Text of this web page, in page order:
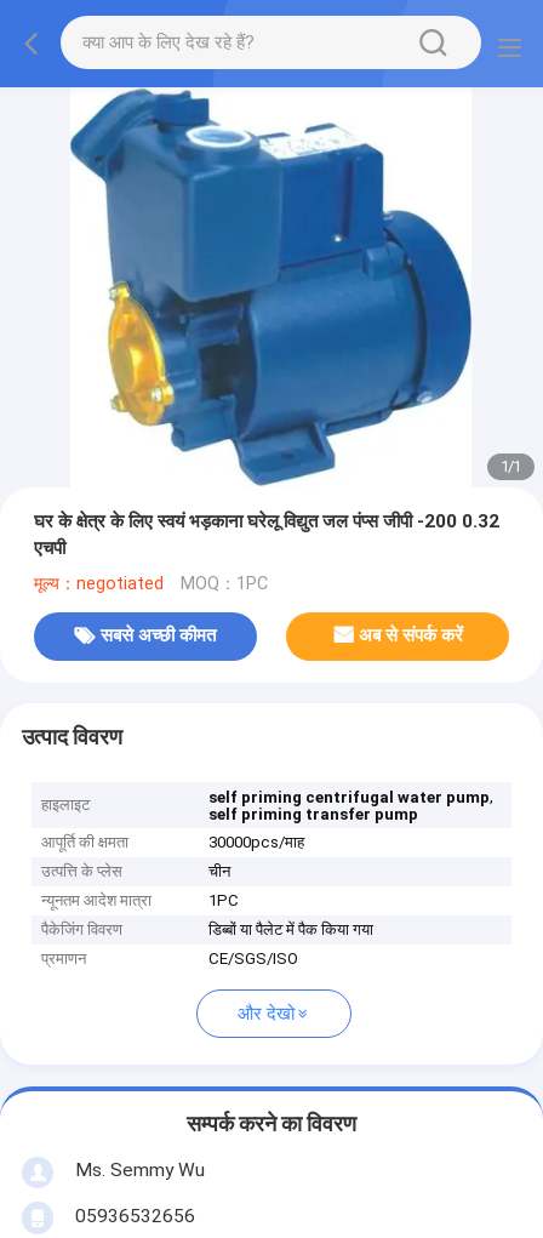
1/1
घर के क्षेत्र के लिए स्वयं भड़काना घरेलू विद्युत जल पंप्स जीपी -200 0.32
एचपी
मूल्य：negotiated MOQ：1PC
सबसे अच्छी कीमत अब से संपर्क करें
उत्पाद विवरण
हाइलाइट self priming centrifugal water pump,
self priming transfer pump
आपूर्ति की क्षमता
30000pcs/माह
उत्पत्ति के प्लेस
चीन
न्यूनतम आदेश मात्रा
1PC
पैकेजिंग विवरण
डिब्बों या पैलेट में पैक किया गया
प्रमाणन
CE/SGS/ISO
और देखो
सम्पर्क करने का विवरण
Ms. Semmy Wu
05936532656